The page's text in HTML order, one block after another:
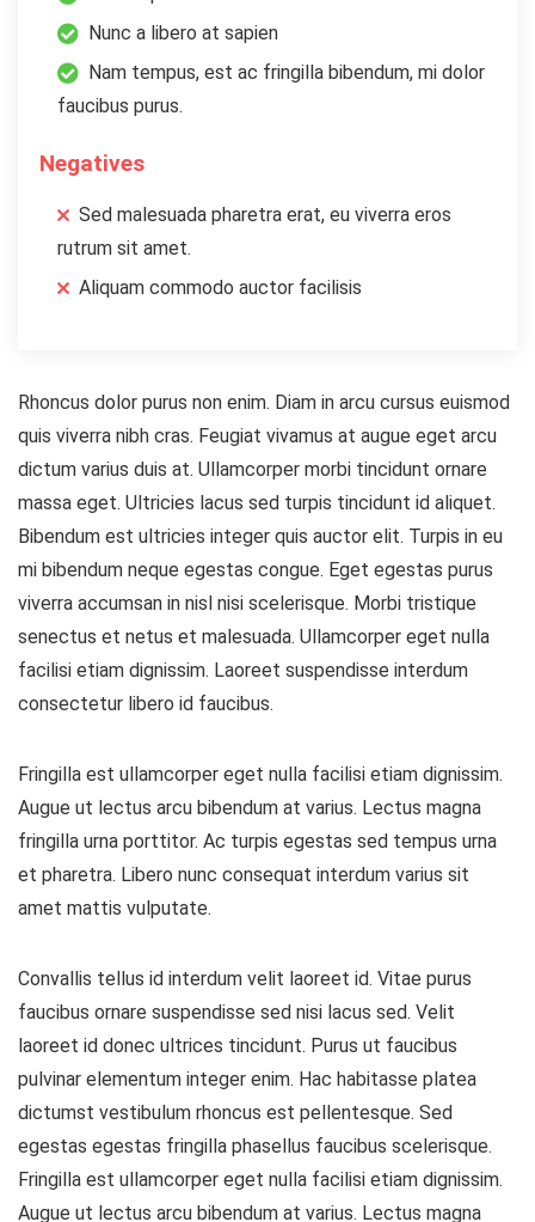
Nunc a libero at sapien
Nam tempus, est ac fringilla bibendum, mi dolor
faucibus purus.
Negatives
Sed malesuada pharetra erat, eu viverra eros
rutrum sit amet.
Aliquam commodo auctor facilisis
Rhoncus dolor purus non enim. Diam in arcu cursus euismod
quis viverra nibh cras. Feugiat vivamus at augue eget arcu
dictum varius duis at. Ullamcorper morbi tincidunt ornare
massa eget. Ultricies lacus sed turpis tincidunt id aliquet.
Bibendum est ultricies integer quis auctor elit. Turpis in eu
mi bibendum neque egestas congue. Eget egestas purus
viverra accumsan in nisl nisi scelerisque. Morbi tristique
senectus et netus et malesuada. Ullamcorper eget nulla
facilisi etiam dignissim. Laoreet suspendisse interdum
consectetur libero id faucibus.
Fringilla est ullamcorper eget nulla facilisi etiam dignissim.
Augue ut lectus arcu bibendum at varius. Lectus magna
fringilla urna porttitor. Ac turpis egestas sed tempus urna
et pharetra. Libero nunc consequat interdum varius sit
amet mattis vulputate.
Convallis tellus id interdum velit laoreet id. Vitae purus
faucibus ornare suspendisse sed nisi lacus sed. Velit
laoreet id donec ultrices tincidunt. Purus ut faucibus
pulvinar elementum integer enim. Hac habitasse platea
dictumst vestibulum rhoncus est pellentesque. Sed
egestas egestas fringilla phasellus faucibus scelerisque.
Fringilla est ullamcorper eget nulla facilisi etiam dignissim.
Augue ut lectus arcu bibendum at varius. Lectus magna